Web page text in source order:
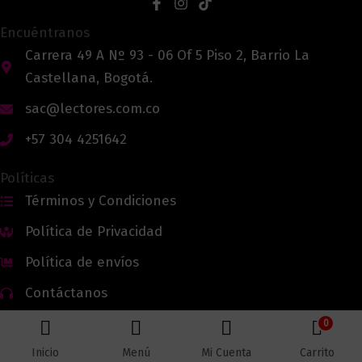
Encuéntranos
Carrera 49 A Nº 93 - 06 Of 5 Piso 2, Barrio La
Castellana, Bogotá.
sac@lectores.com.co
+57 304 4251642
Políticas
Términos y Condiciones
Política de Privacidad
Política de envíos
Contáctanos
Inicio Menú Mi Cuenta
0
Carrito